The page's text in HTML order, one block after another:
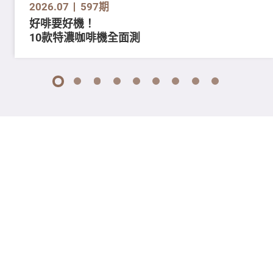
2026.07 597期
好啡要好機！
10款特濃咖啡機全面測
1 2 3 4 5 6 7 8 9